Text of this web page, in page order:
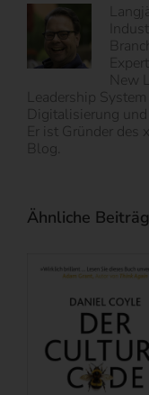
New
Leadership
Digitalisierung
Er ist Gründer
Blog.
Ähnliche